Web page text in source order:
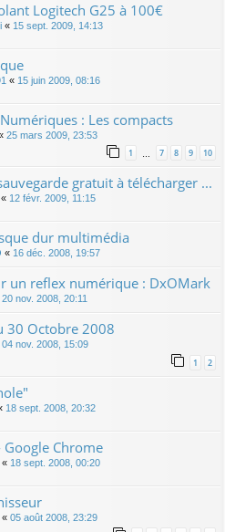
Logitech G25 à 100€
« 15 sept. 2009, 14:13
« 15 juin 2009, 08:16
: Les compacts
25 mars 2009, 23:53
1 … 7 8 9 10
gratuit à télécharger ...
« 12 févr. 2009, 11:15
dur multimédia
« 16 déc. 2008, 19:57
un reflex numérique : DxOMark
20 nov. 2008, 20:11
30 Octobre 2008
04 nov. 2008, 15:09
1 2
18 sept. 2008, 20:32
Chrome
« 18 sept. 2008, 00:20
« 05 août 2008, 23:29